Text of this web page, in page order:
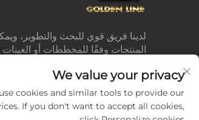
لدينا فريق قوي للبحث والتطوير،
المنتجات وفقًا للمخططات أو العينات
We value your privacy
cookies and similar tools to provide our
If you don't want to accept all cookies,